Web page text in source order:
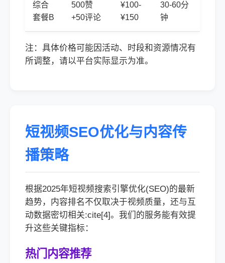
综合
套餐B
500赞
+50评论
¥100-
¥150
30-60分
钟
注：具体价格可能因活动、时段和资源情况有
所调整，请以平台实际显示为准。
短视频SEO优化与内容传
播策略
根据2025年短视频搜索引擎优化(SEO)的最新
趋势，内容排名不仅取决于视频质量，还与互
动数据密切相关:cite[4]。我们的服务能有效提
升这些关键指标：
热门内容推荐